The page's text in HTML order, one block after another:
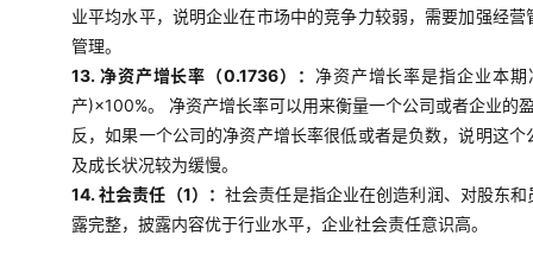
业平均水平，说明企业在市场中的竞争力较弱，需要加强经
管理。
13. 净资产增长率（0.1736）： 净资产增长率是指企业本
产)×100%。 净资产增长率可以用来衡量一个公司或者企业的
反，如果一个公司的净资产增长率很低或者是负数，说明这
及成长状况较为缓慢。
14. 社会责任（1）：社会责任是指企业在创造利润、对股东
露完整，披露内容优于行业水平，企业社会责任意识高。